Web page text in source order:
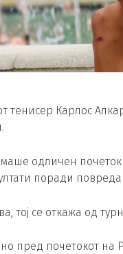
тенисер Карлос
одличен почеток
поради повреда
тој се откажа од
пред почетокот на